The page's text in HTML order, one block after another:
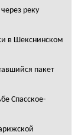
реку
в Шекснинском
пакет
Спасское-